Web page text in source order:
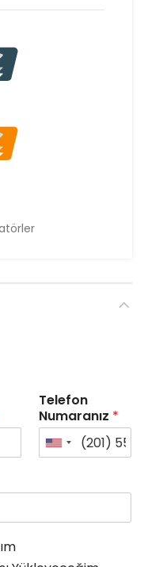
Telefon
Numaranız *